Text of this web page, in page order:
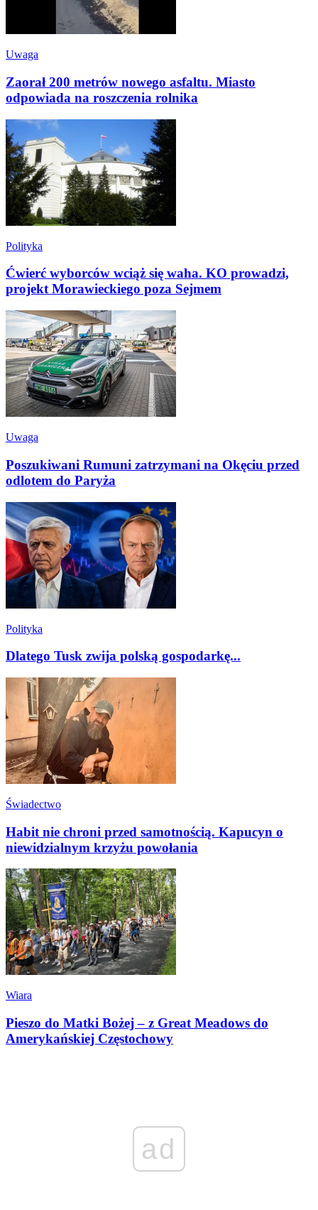
Uwaga
Zaorał 200 metrów nowego asfaltu. Miasto
odpowiada na roszczenia rolnika
Polityka
Ćwierć wyborców wciąż się waha. KO prowadzi,
projekt Morawieckiego poza Sejmem
Uwaga
Poszukiwani Rumuni zatrzymani na Okęciu przed
odlotem do Paryża
Polityka
Dlatego Tusk zwija polską gospodarkę...
Świadectwo
Habit nie chroni przed samotnością. Kapucyn o
niewidzialnym krzyżu powołania
Wiara
Pieszo do Matki Bożej – z Great Meadows do
Amerykańskiej Częstochowy
ad